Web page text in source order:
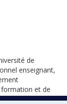
de
enseignant,
et de